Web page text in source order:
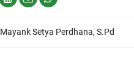
Mayank Setya Perdhana, S.Pd